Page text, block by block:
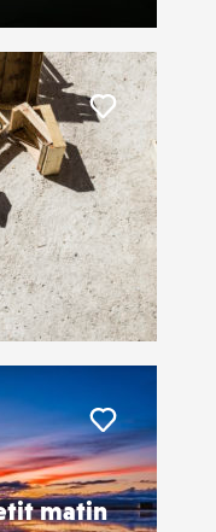
Liker
matin
Liker